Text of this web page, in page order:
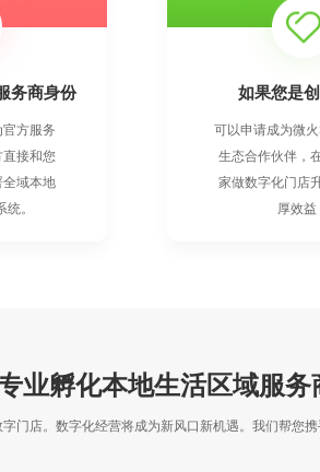
务商身份
方服务
接和您
域本地
。
如果您是
可以申请成为微
生态合作伙伴，
家做数字化门店
厚效益
业孵化本地生活区域服务
门店。数字化经营将成为新风口新机遇。我们帮您